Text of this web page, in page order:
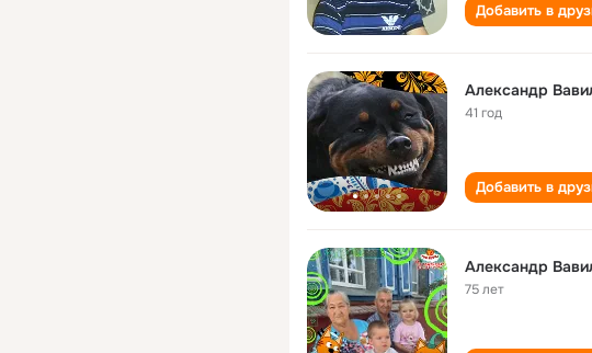
Добавить в
Александр
41 год
Добавить в
Александр
75 лет